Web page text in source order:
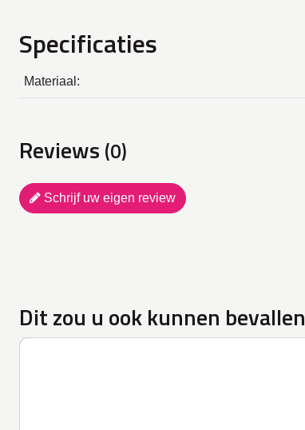
Specificaties
Materiaal:
Reviews (0)
Schrijf uw eigen review
Dit zou u ook kunnen bevallen